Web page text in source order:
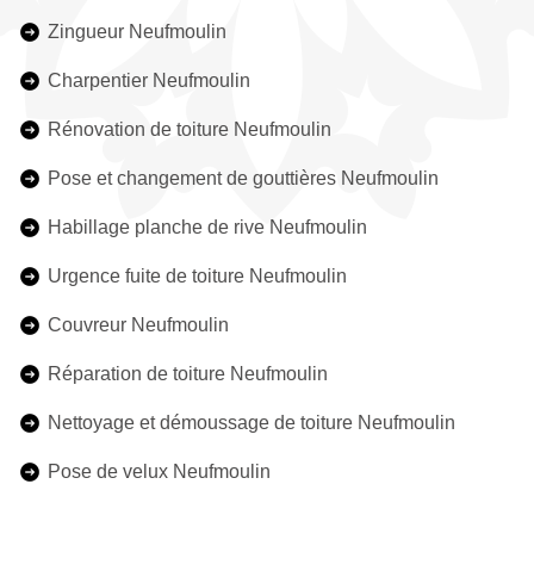
Zingueur Neufmoulin
Charpentier Neufmoulin
Rénovation de toiture Neufmoulin
Pose et changement de gouttières Neufmoulin
Habillage planche de rive Neufmoulin
Urgence fuite de toiture Neufmoulin
Couvreur Neufmoulin
Réparation de toiture Neufmoulin
Nettoyage et démoussage de toiture Neufmoulin
Pose de velux Neufmoulin